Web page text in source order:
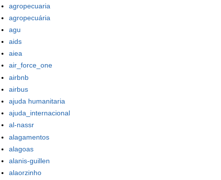
agropecuaria
agropecuária
agu
aids
aiea
air_force_one
airbnb
airbus
ajuda humanitaria
ajuda_internacional
al-nassr
alagamentos
alagoas
alanis-guillen
alaorzinho